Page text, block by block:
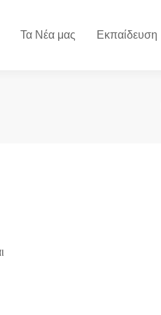
Τα Νέα μας Εκπαίδευση